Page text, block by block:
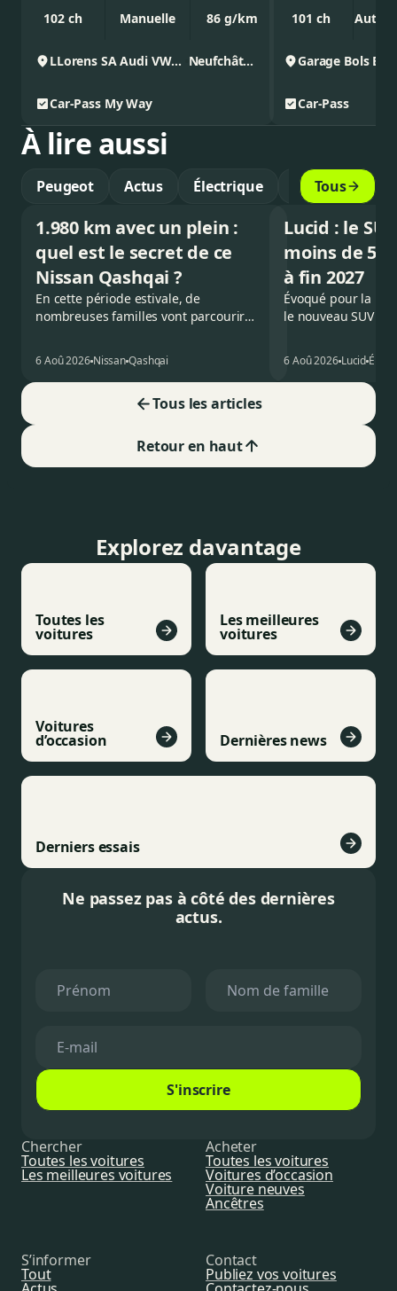
102 ch Manuelle 86 g/km
LLorens SA Audi VW CVI Neufchâteau
Car-Pass My Way
101 ch
Garage Bols BV
Car-Pass
À lire aussi
Peugeot Actus Électrique Guide
Tous
1.980 km avec un plein :
quel est le secret de ce
Nissan Qashqai ?
En cette période estivale, de
nombreuses familles vont parcourir
Visiblement, en optant pour le Nissan
Qashqai e-Power, il serait possible de
couvrir toute cette distance… sans
devoir chercher la moindre pompe à
6 Aoû 2026NissanQashqai
Lucid : le
moins de
à fin 2027
Évoqué pour la
le nouveau SUV
gamme du
l’année 2026.
6 Aoû 2026Lucid
Tous les articles
Retour en haut
Explorez davantage
Toutes les
voitures
Les meilleures
voitures
Voitures
d’occasion Dernières news
Derniers essais
Ne passez pas à côté des dernières
actus.
S'inscrire
Chercher
Toutes les voitures
Les meilleures voitures
Acheter
Toutes les voitures
Voitures d’occasion
Voiture neuves
Ancêtres
S’informer
Tout
Contact
Publiez vos voitures